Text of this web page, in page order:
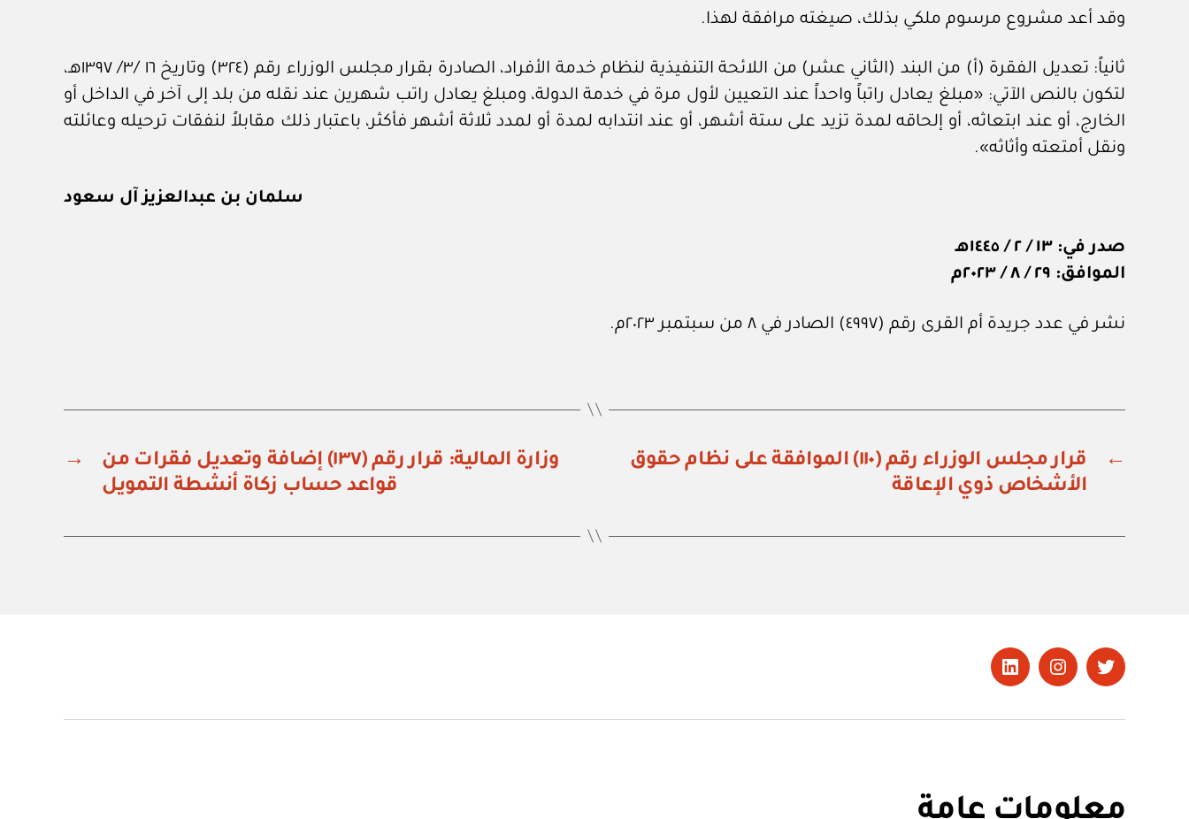
وقد أعد مشروع مرسوم ملكي بذلك، صيغته مرافقة لهذا.
ثانياً: تعديل الفقرة (أ) من البند (الثاني عشر) من اللائحة التنفيذية لنظام خدمة الأفراد، الصادرة بقرار مجلس الوزراء رقم (٣٢٤) وتاريخ ١٦ /٣/ ١٣٩٧هـ،
لتكون بالنص الآتي: «مبلغ يعادل راتباً واحداً عند التعيين لأول مرة في خدمة الدولة، ومبلغ يعادل راتب شهرين عند نقله من بلد إلى آخر في الداخل أو
الخارج، أو عند ابتعاثه، أو إلحاقه لمدة تزيد على ستة أشهر، أو عند انتدابه لمدة أو لمدد ثلاثة أشهر فأكثر، باعتبار ذلك مقابلاً لنفقات ترحيله وعائلته
ونقل أمتعته وأثاثه».
سلمان بن عبدالعزيز آل سعود
صدر في: ١٣ / ٢ / ١٤٤٥هـ
الموافق: ٢٩ / ٨ / ٢٠٢٣م
نشر في عدد جريدة أم القرى رقم (٤٩٩٧) الصادر في ٨ من سبتمبر ٢٠٢٣م.
←
قرار مجلس الوزراء رقم (١١٠) الموافقة على نظام حقوق
الأشخاص ذوي الإعاقة
→
وزارة المالية: قرار رقم (١٣٧) إضافة وتعديل فقرات من
قواعد حساب زكاة أنشطة التمويل
تويتر Instagram
LinkedIn